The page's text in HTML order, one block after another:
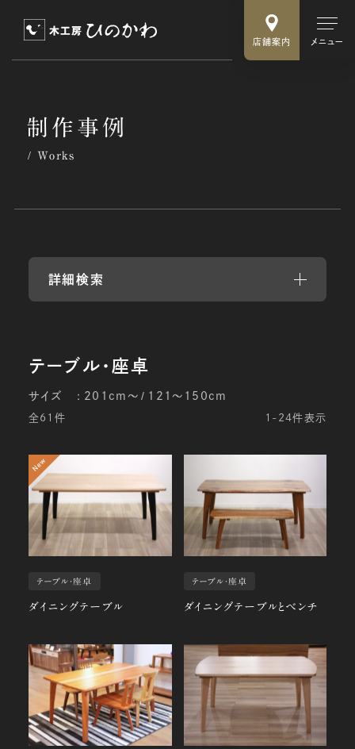
店舗案内 メニュー
制 作 事例
Works
詳細検索
サイズ 201cm～ 121～150cm
全61件 1-24件表示
テーブル・座卓
ダイニングテーブル
テーブル・座卓
ダイニングテーブルとベンチ